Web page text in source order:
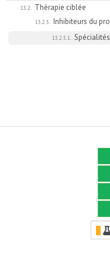
13.2. Thérapie ciblée
13.2.5. Inhibiteurs du
13.2.5.1. Spécialités